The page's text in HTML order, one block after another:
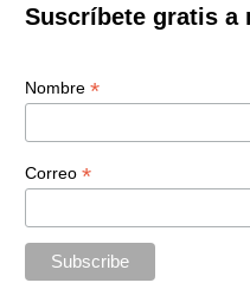
entradas
Suscríbete gratis a
Nombre *
Correo *